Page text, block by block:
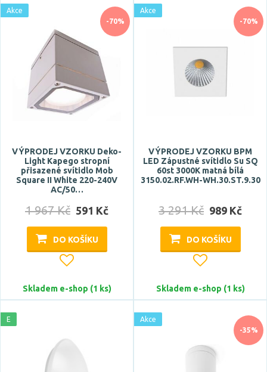
-70%
Akce
VÝPRODEJ VZORKU Deko-
Light Kapego stropní
přisazené svítidlo Mob
Square II White 220-240V
AC/50…
1 967 Kč 591 Kč
DO KOŠÍKU
Skladem e-shop (1 ks)
-70%
Akce
VÝPRODEJ VZORKU BPM
LED Zápustné svítidlo Su SQ
60st 3000K matná bílá
3150.02.RF.WH-WH.30.ST.9.30
3 291 Kč 989 Kč
DO KOŠÍKU
Skladem e-shop (1 ks)
E
-35%
Akce